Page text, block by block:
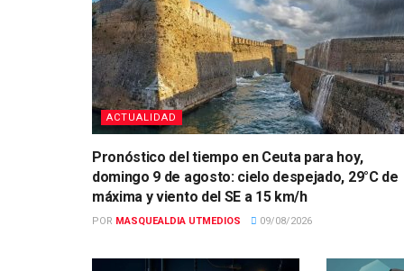
ACTUALIDAD
Pronóstico del tiempo en Ceuta para hoy,
domingo 9 de agosto: cielo despejado, 29°C de
máxima y viento del SE a 15 km/h
POR MASQUEALDIA UTMEDIOS 09/08/2026